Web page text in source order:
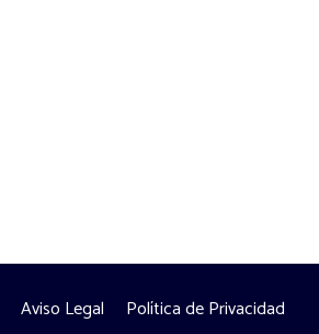
Aviso Legal Política de Privacidad